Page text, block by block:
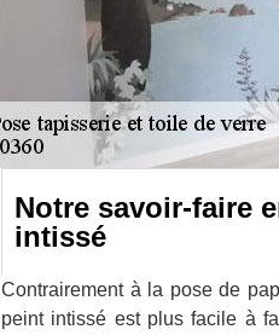
Notre savoir-faire
intissé
Contrairement à la pose de
peint intissé est plus facile à